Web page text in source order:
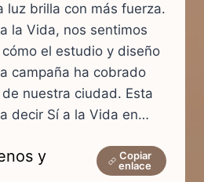
luz brilla con más fuerza.
la Vida, nos sentimos
el estudio y diseño
campaña ha cobrado
nuestra ciudad. Esta
decir Sí a la Vida en…
y
Copiar
enlace